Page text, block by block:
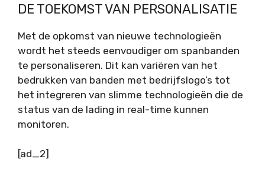
DE TOEKOMST VAN PERSONALISATIE
Met de opkomst van nieuwe technologieën
wordt het steeds eenvoudiger om spanbanden
te personaliseren. Dit kan variëren van het
bedrukken van banden met bedrijfslogo’s tot
het integreren van slimme technologieën die de
status van de lading in real-time kunnen
monitoren.
[ad_2]